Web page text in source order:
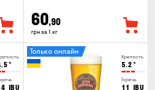
60,90
грн за 1 кг
°
IBU
Крепость
5.2 °
Горечь
11 IBU
Только онлайн